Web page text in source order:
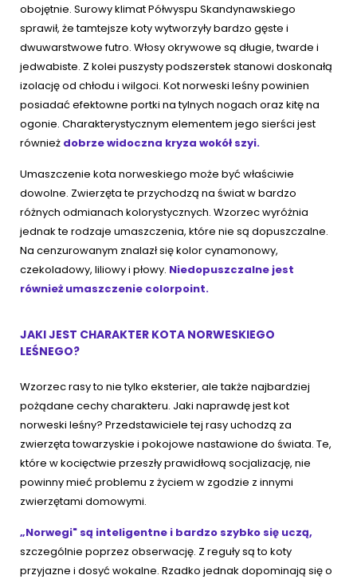
obojętnie. Surowy klimat Półwyspu Skandynawskiego
sprawił, że tamtejsze koty wytworzyły bardzo gęste i
dwuwarstwowe futro. Włosy okrywowe są długie, twarde i
jedwabiste. Z kolei puszysty podszerstek stanowi doskonałą
izolację od chłodu i wilgoci. Kot norweski leśny powinien
posiadać efektowne portki na tylnych nogach oraz kitę na
ogonie. Charakterystycznym elementem jego sierści jest
również dobrze widoczna kryza wokół szyi.
Umaszczenie kota norweskiego może być właściwie
dowolne. Zwierzęta te przychodzą na świat w bardzo
różnych odmianach kolorystycznych. Wzorzec wyróżnia
jednak te rodzaje umaszczenia, które nie są dopuszczalne.
Na cenzurowanym znalazł się kolor cynamonowy,
czekoladowy, liliowy i płowy. Niedopuszczalne jest
również umaszczenie colorpoint.
JAKI JEST CHARAKTER KOTA NORWESKIEGO
LEŚNEGO?
Wzorzec rasy to nie tylko eksterier, ale także najbardziej
pożądane cechy charakteru. Jaki naprawdę jest kot
norweski leśny? Przedstawiciele tej rasy uchodzą za
zwierzęta towarzyskie i pokojowe nastawione do świata. Te,
które w kocięctwie przeszły prawidłową socjalizację, nie
powinny mieć problemu z życiem w zgodzie z innymi
zwierzętami domowymi.
„Norwegi" są inteligentne i bardzo szybko się uczą,
szczególnie poprzez obserwację. Z reguły są to koty
przyjazne i dosyć wokalne. Rzadko jednak dopominają się o